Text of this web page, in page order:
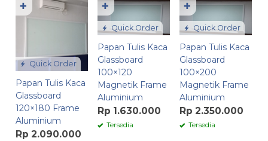
Quick Order
Papan Tulis Kaca
Glassboard
120×180 Frame
Aluminium
Rp 2.090.000
✚
Quick Order
Papan Tulis Kaca
Glassboard
100×120
Magnetik Frame
Aluminium
Rp 1.630.000
Tersedia
✚
Quick Order
Papan Tulis Kaca
Glassboard
100×200
Magnetik Frame
Aluminium
Rp 2.350.000
Tersedia
✚